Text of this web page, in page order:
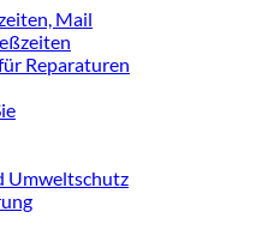
Mail
Reparaturen
Umweltschutz